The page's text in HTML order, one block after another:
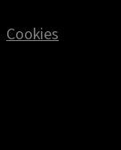
Cookies